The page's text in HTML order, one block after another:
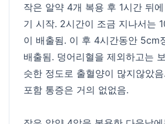
작은 알약 4개 복용 후 1시간 뒤
기 시작. 2시간이 조금 지나서는
이 배출됨. 이 후 4시간동안 5cm
배출됨. 덩어리혈을 제외하고는
슷한 정도로 출혈양이 많지않았
포함 통증은 거의 없없음.